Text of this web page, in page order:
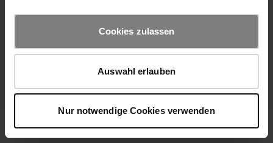
Cookies zulassen
Auswahl erlauben
Nur notwendige Cookies verwenden